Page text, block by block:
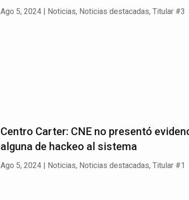
Ago 5, 2024| Noticias, Noticias destacadas, Titular #3
Centro Carter: CNE no presentó
alguna de hackeo al sistema
Ago 5, 2024| Noticias, Noticias destacadas, Titular #1